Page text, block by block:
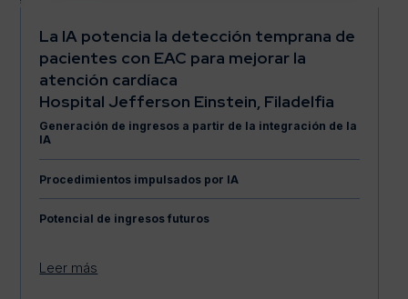
La IA potencia la detección temprana de
pacientes con EAC para mejorar la
atención cardíaca
Hospital Jefferson Einstein, Filadelfia
Generación de ingresos a partir de la integración de la
IA
Procedimientos impulsados por IA
Potencial de ingresos futuros
Leer más